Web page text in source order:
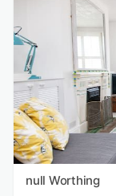
null Worthing